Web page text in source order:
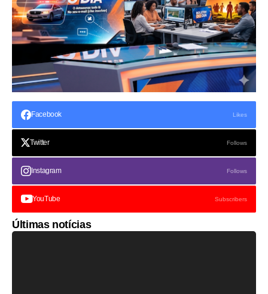
Facebook Likes
Twitter Follows
Instagram Follows
YouTube Subscribers
Últimas notícias